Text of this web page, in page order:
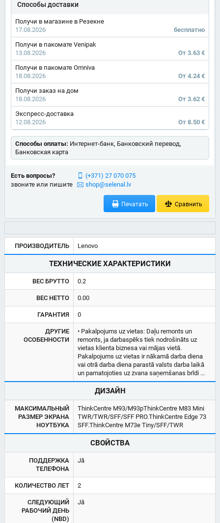
Способы доставки
Получи в магазине в Резекне
17.08.2026
бесплатно
Получи в пакомате Venipak
13.08.2026
От 3.63 €
Получи в пакомате Omniva
18.08.2026
От 4.24 €
Получи заказ на дом
18.08.2026
От 3.62 €
Экспресс-доставка
12.08.2026
От 8.50 €
Способы оплаты: Интернет-банк, Банковский перевод,
Банковская карта
Есть вопросы?
звоните или пишите
(+371) 27 070 075
shop@selenal.lv
Печатать Сравнить
ПРОИЗВОДИТЕЛЬ Lenovo
ТЕХНИЧЕСКИЕ ХАРАКТЕРИСТИКИ
ВЕС БРУТТО 0.2
ВЕС НЕТТО 0.00
ГАРАНТИЯ 0
ДРУГИЕ
ОСОБЕННОСТИ
• Pakalpojums uz vietas: Daļu remonts un
remonts, ja darbaspēks tiek nodrošināts uz
vietas klienta biznesa vai mājas vietā.
Pakalpojums uz vietas ir nākamā darba diena
vai otrā darba diena parastā valsts darba laikā
un pamatojoties uz zvana saņemšanas brīdi ...
ДИЗАЙН
МАКСИМАЛЬНЫЙ
РАЗМЕР ЭКРАНА
НОУТБУКА
ThinkCentre M93/M93pThinkCentre M83 Mini
TWR/TWR/SFF/SFF PRO.ThinkCentre Edge 73
SFF.ThinkCentre M73e Tiny/SFF/TWR
СВОЙСТВА
ПОДДЕРЖКА
ТЕЛЕФОНА
Jā
КОЛИЧЕСТВО ЛЕТ 2
СЛЕДУЮЩИЙ
РАБОЧИЙ ДЕНЬ
(NBD)
Jā